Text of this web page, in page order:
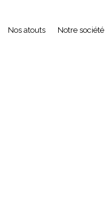
Nos atouts Notre société